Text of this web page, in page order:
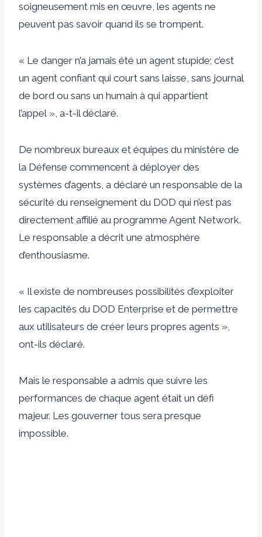
soigneusement mis en œuvre, les agents ne
peuvent pas savoir quand ils se trompent.
« Le danger n’a jamais été un agent stupide; c’est
un agent confiant qui court sans laisse, sans journal
de bord ou sans un humain à qui appartient
l’appel », a-t-il déclaré.
De nombreux bureaux et équipes du ministère de
la Défense commencent à déployer des
systèmes d’agents, a déclaré un responsable de la
sécurité du renseignement du DOD qui n’est pas
directement affilié au programme Agent Network.
Le responsable a décrit une atmosphère
d’enthousiasme.
« Il existe de nombreuses possibilités d’exploiter
les capacités du DOD Enterprise et de permettre
aux utilisateurs de créer leurs propres agents »,
ont-ils déclaré.
Mais le responsable a admis que suivre les
performances de chaque agent était un défi
majeur. Les gouverner tous sera presque
impossible.